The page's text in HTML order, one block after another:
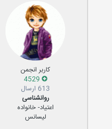
کاربر انجمن
613 ارسال
روانشناسی
اعتیاد- خانواده
لیسانس